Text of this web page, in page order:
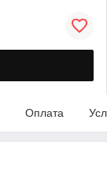
Оплата